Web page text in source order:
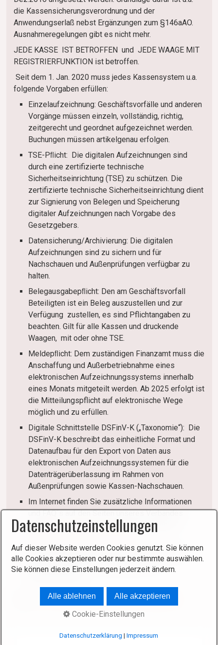
die Kassensicherungsverordnung und der
Anwendungserlaß nebst Ergänzungen zum §146aAO.
Ausnahmeregelungen gibt es nicht mehr.
JEDE KASSE IST BETROFFEN und JEDE WAAGE MIT
REGISTRIERFUNKTION ist betroffen.
Seit dem 1. Jan. 2020 muss jedes Kassensystem u.a.
folgende Vorgaben erfüllen:
Einzelaufzeichnung: Geschäftsvorfälle und anderen
Vorgänge müssen einzeln, vollständig, richtig,
zeitgerecht und geordnet aufgezeichnet werden.
Buchungen müssen artikelgenau erfolgen.
TSE-Pﬂicht: Die digitalen Aufzeichnungen sind
durch eine zertifizierte technische
Sicherheitseinrichtung (TSE) zu schützen. Die
zertifizierte technische Sicherheitseinrichtung dient
zur Signierung von Belegen und Speicherung
digitaler Aufzeichnungen nach Vorgabe des
Gesetzgebers.
Datensicherung/Archivierung: Die digitalen
Aufzeichnungen sind zu sichern und für
Nachschauen und Außenprüfungen verfügbar zu
halten.
Belegausgabepﬂicht: Den am Geschäftsvorfall
Beteiligten ist ein Beleg auszustellen und zur
Verfügung zustellen, es sind Pflichtangaben zu
beachten. Gilt für alle Kassen und druckende
Waagen, mit oder ohne TSE.
Meldepﬂicht: Dem zuständigen Finanzamt muss die
Anschaffung und Außerbetriebnahme eines
elektronischen Aufzeichnungssystems innerhalb
eines Monats mitgeteilt werden. Ab 2025 erfolgt ist
die Mitteilungspflicht auf elektronische Wege
möglich und zu erfüllen.
Digitale Schnittstelle DSFinV-K („Taxonomie“): Die
DSFinV-K beschreibt das einheitliche Format und
Datenaufbau für den Export von Daten aus
elektronischen Aufzeichnungssystemen für die
Datenträgerüberlassung im Rahmen von
Außenprüfungen sowie Kassen-Nachschauen.
Im Internet finden Sie zusätzliche Informationen
und FAQ´s auf den Seiten unseres Verbandes
DFKAhttps://dfka.net/, beimBSI oder beim
Für detaillierte Informationen und persönliche
Beratung wenden Sie sich bitte an Ihre
kassensichv dsfinv-k kassengesetz
Datenschutzeinstellungen
Auf dieser Website werden Cookies genutzt. Sie können
alle Cookies akzeptieren oder nur bestimmte auswählen.
Sie können diese Einstellungen jederzeit ändern.
Alle ablehnen Alle akzeptieren
Cookie-Einstellungen
Datenschutzerklärung |Impressum